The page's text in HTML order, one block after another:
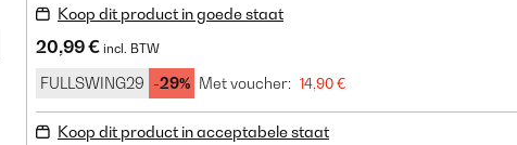
Koop dit product in goede staat
20,99 € incl. BTW
FULLSWING29 -29% Met voucher: 14,90 €
Koop dit product in acceptabele staat